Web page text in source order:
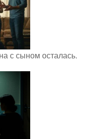
с сыном осталась.